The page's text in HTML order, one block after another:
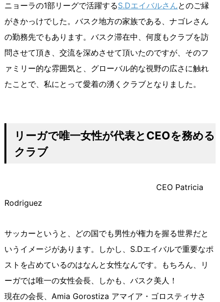
ニョーラの1部リーグで活躍するS.Dエイバルさんとのご縁
がきかっけでした。バスク地方の家族である、ナゴレさん
の勤務先でもあります。バスク滞在中、何度もクラブを訪
問させて頂き、交流を深めさせて頂いたのですが、そのフ
ァミリー的な雰囲気と、グローバル的な視野の広さに触れ
たことで、私にとって愛着の湧くクラブとなりました。
リーガで唯一女性が代表とCEOを務める
クラブ
CEO Patricia
Rodriguez
サッカーというと、どの国でも男性が権力を握る世界だと
いうイメージがあります。しかし、S.Dエイバルで重要なポ
ストを占めているのはなんと女性なんです。もちろん、リ
ーガでは唯一の女性会長、しかも、バスク美人！
現在の会長、Amia Gorostiza アマイア・ゴロスティサさ